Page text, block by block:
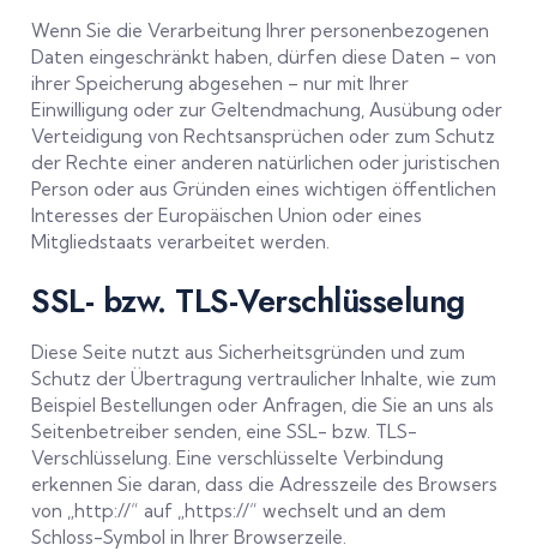
Wenn Sie die Verarbeitung Ihrer personenbezogenen
Daten eingeschränkt haben, dürfen diese Daten – von
ihrer Speicherung abgesehen – nur mit Ihrer
Einwilligung oder zur Geltendmachung, Ausübung oder
Verteidigung von Rechtsansprüchen oder zum Schutz
der Rechte einer anderen natürlichen oder juristischen
Person oder aus Gründen eines wichtigen öffentlichen
Interesses der Europäischen Union oder eines
Mitgliedstaats verarbeitet werden.
SSL- bzw. TLS-Verschlüsselung
Diese Seite nutzt aus Sicherheitsgründen und zum
Schutz der Übertragung vertraulicher Inhalte, wie zum
Beispiel Bestellungen oder Anfragen, die Sie an uns als
Seitenbetreiber senden, eine SSL- bzw. TLS-
Verschlüsselung. Eine verschlüsselte Verbindung
erkennen Sie daran, dass die Adresszeile des Browsers
von „http://“ auf „https://“ wechselt und an dem
Schloss-Symbol in Ihrer Browserzeile.